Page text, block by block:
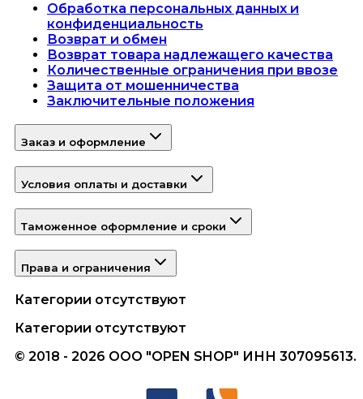
Обработка персональных данных и
конфиденциальность
Возврат и обмен
Возврат товара надлежащего качества
Количественные ограничения при ввозе
Защита от мошенничества
Заключительные положения
Заказ и оформление
Условия оплаты и доставки
Таможенное оформление и сроки
Права и ограничения
Категории отсутствуют
Категории отсутствуют
© 2018 - 2026 ООО "OPEN SHOP" ИНН 307095613.